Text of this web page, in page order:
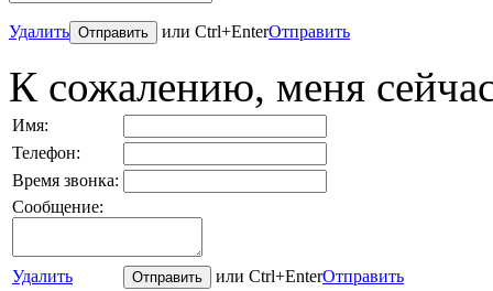
Удалить или Ctrl+EnterОтправить
К сожалению, меня
Имя:
Телефон:
Время звонка:
Сообщение:
Удалить или Ctrl+EnterОтправить